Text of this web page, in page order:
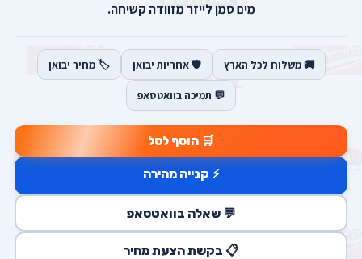
מים סמן לייזר מזוודה קשיחה.
🚚 משלוח לכל הארץ 🛡️ אחריות יבואן 🏷️ מחיר יבואן
💬 תמיכה בוואטסאפ
🛒 הוסף לסל
⚡ קנייה מהירה
💬 שאלה בוואטסאפ
📋 בקשת הצעת מחיר